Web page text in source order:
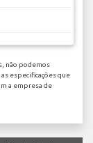
não podemos
especificações que
a empresa de